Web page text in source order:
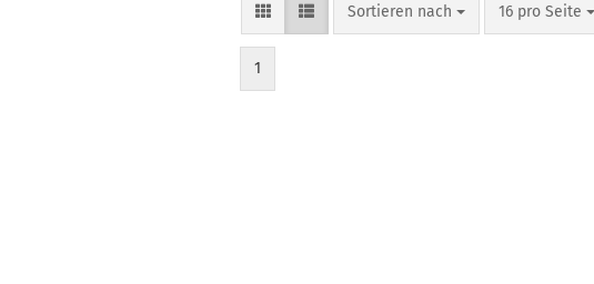
Sortieren nach
Sortieren nach 16 pro Seite
pro Seite
1